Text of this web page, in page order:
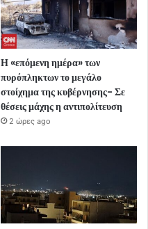
Η «επόμενη ημέρα» των
πυρόπληκτων το μεγάλο
στοίχημα της κυβέρνησης- Σε
θέσεις μάχης η αντιπολίτευση
2 ώρες ago